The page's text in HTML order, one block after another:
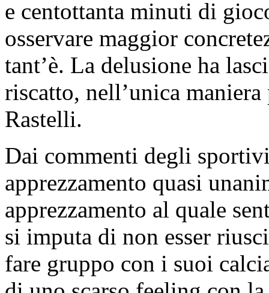
e centottanta minuti di
osservare maggior
tant’è. La delusione ha
riscatto, nell’unica
Rastelli.
Dai commenti degli
apprezzamento quasi
apprezzamento al quale
si imputa di non esser
fare gruppo con i suoi